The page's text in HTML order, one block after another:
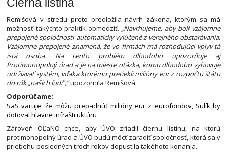
Remišová v stredu preto predložila návrh zákona, ktorým sa má
možnosť takýchto praktík obmedziť. „Navrhujeme, aby boli vzájomne
prepojené spoločnosti automaticky vylúčené z verejného obstarávania.
Vzájomne prepojené znamená, že vo firmách má rozhodujúci vplyv tá
istá osoba. Na tento problém dlhodobo upozorňuje aj
Protimonopolný úrad a je na mieste otázka, komu dlhodobo vyhovuje
udržiavať systém, vďaka ktorému pretiekli milióny eur z rozpočtu štátu
do rúk „našich ľudí“,“upozornila Remišová.
Odporúčame:
SaS varuje, že môžu prepadnúť milióny eur z eurofondov, Sulík by
dotoval hlavne infraštruktúru
Zároveň OĽaNO chce, aby ÚVO zriadil čiernu listinu, na ktorú
protimonopolný úrad a ÚVO budú môcť zaradiť spoločnosť, ktorá sa v
priebehu posledných troch rokov dopustila takéhoto konania.